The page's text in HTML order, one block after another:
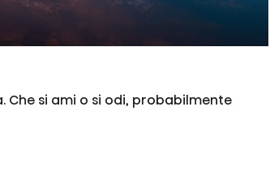
si ami o si odi, probabilmente